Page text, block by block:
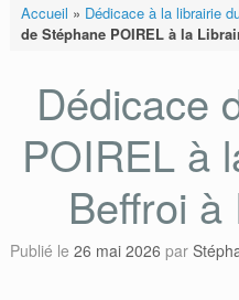
Accueil » Dédicace à la librairie
de Stéphane POIREL à la
Dédicace
POIREL à
Beffroi à
Publié le 26 mai 2026 par